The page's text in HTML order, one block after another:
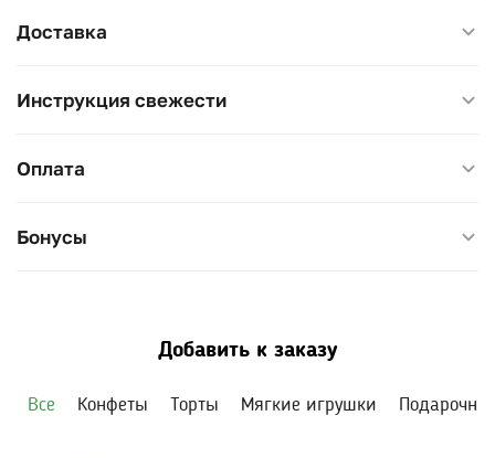
Доставка
Инструкция свежести
Оплата
Бонусы
Добавить к заказу
Все Конфеты Торты Мягкие игрушки